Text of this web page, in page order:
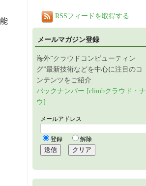
RSSフィードを取得する
メールマガジン登録
海外”クラウドコンピューティン
グ”最新技術などを中心に注目のコ
ンテンツをご紹介
バックナンバー [climbクラウド・ナ
ウ]